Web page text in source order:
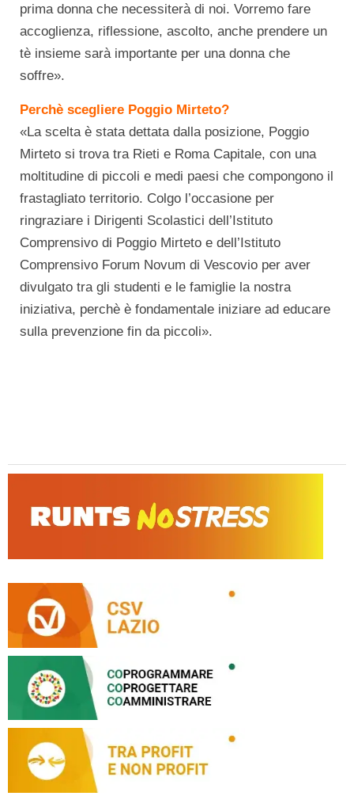
prima donna che necessiterà di noi. Vorremo fare
accoglienza, riflessione, ascolto, anche prendere un
tè insieme sarà importante per una donna che
soffre».
Perchè scegliere Poggio Mirteto?
«La scelta è stata dettata dalla posizione, Poggio
Mirteto si trova tra Rieti e Roma Capitale, con una
moltitudine di piccoli e medi paesi che compongono il
frastagliato territorio. Colgo l’occasione per
ringraziare i Dirigenti Scolastici dell’Istituto
Comprensivo di Poggio Mirteto e dell’Istituto
Comprensivo Forum Novum di Vescovio per aver
divulgato tra gli studenti e le famiglie la nostra
iniziativa, perchè è fondamentale iniziare ad educare
sulla prevenzione fin da piccoli».